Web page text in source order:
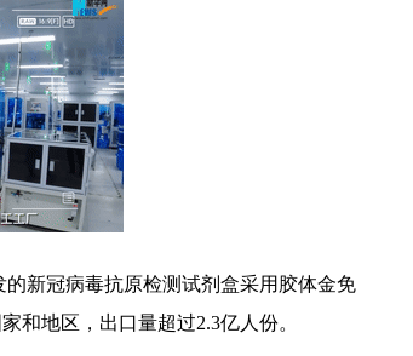
新冠病毒抗原检测试剂盒采用胶体金免
和地区，出口量超过2.3亿人份。